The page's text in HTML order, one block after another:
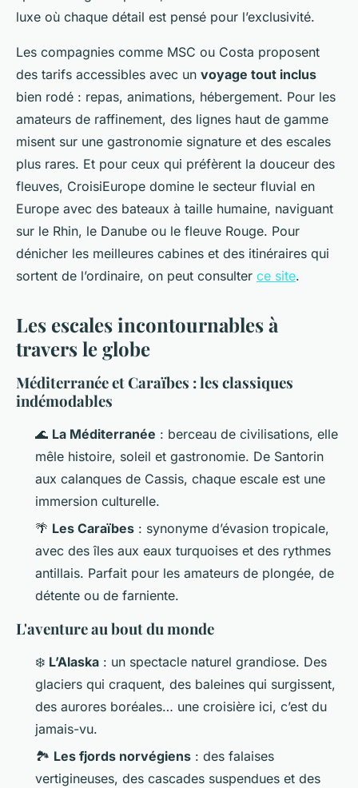
luxe où chaque détail est pensé pour l’exclusivité.
Les compagnies comme MSC ou Costa proposent
des tarifs accessibles avec un voyage tout inclus
bien rodé : repas, animations, hébergement. Pour les
amateurs de raffinement, des lignes haut de gamme
misent sur une gastronomie signature et des escales
plus rares. Et pour ceux qui préfèrent la douceur des
fleuves, CroisiEurope domine le secteur fluvial en
Europe avec des bateaux à taille humaine, naviguant
sur le Rhin, le Danube ou le fleuve Rouge. Pour
dénicher les meilleures cabines et des itinéraires qui
sortent de l’ordinaire, on peut consulter ce site.
Les escales incontournables à
travers le globe
Méditerranée et Caraïbes : les classiques
indémodables
🌊 La Méditerranée : berceau de civilisations, elle
mêle histoire, soleil et gastronomie. De Santorin
aux calanques de Cassis, chaque escale est une
immersion culturelle.
🌴 Les Caraïbes : synonyme d’évasion tropicale,
avec des îles aux eaux turquoises et des rythmes
antillais. Parfait pour les amateurs de plongée, de
détente ou de farniente.
L'aventure au bout du monde
❄️ L’Alaska : un spectacle naturel grandiose. Des
glaciers qui craquent, des baleines qui surgissent,
des aurores boréales… une croisière ici, c’est du
jamais-vu.
🏞️ Les fjords norvégiens : des falaises
vertigineuses, des cascades suspendues et des